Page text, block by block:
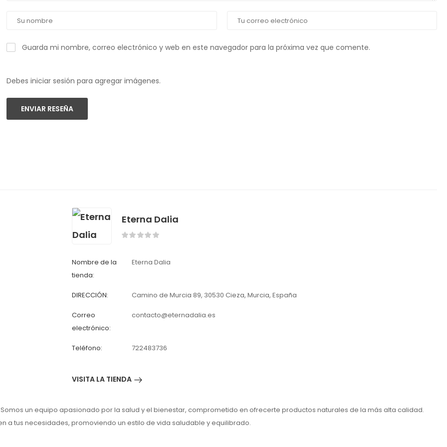
Guarda mi nombre, correo electrónico y web en este navegador para la próxima vez que comente.
Debes iniciar sesión para agregar imágenes.
ENVIAR RESEÑA
Eterna Dalia
Nombre de la
tienda:
Eterna Dalia
DIRECCIÓN: Camino de Murcia 89, 30530 Cieza, Murcia, España
Correo
electrónico:
contacto@eternadalia.es
Teléfono: 722483736
VISITA LA TIENDA
un equipo apasionado por la salud y el bienestar, comprometido en ofrecerte productos naturales de la más alta calidad.
a tus necesidades, promoviendo un estilo de vida saludable y equilibrado.